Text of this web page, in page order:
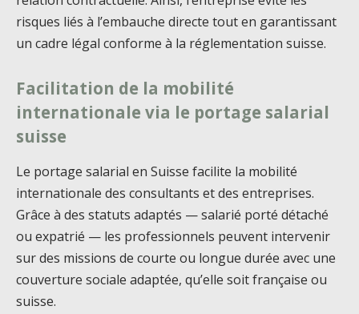
risques liés à l’embauche directe tout en garantissant
un cadre légal conforme à la réglementation suisse.
Facilitation de la mobilité
internationale via le portage salarial
suisse
Le portage salarial en Suisse facilite la mobilité
internationale des consultants et des entreprises.
Grâce à des statuts adaptés — salarié porté détaché
ou expatrié — les professionnels peuvent intervenir
sur des missions de courte ou longue durée avec une
couverture sociale adaptée, qu’elle soit française ou
suisse.